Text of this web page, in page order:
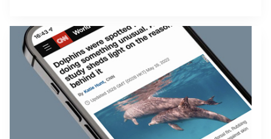
Mehr zu UZH in den Medien